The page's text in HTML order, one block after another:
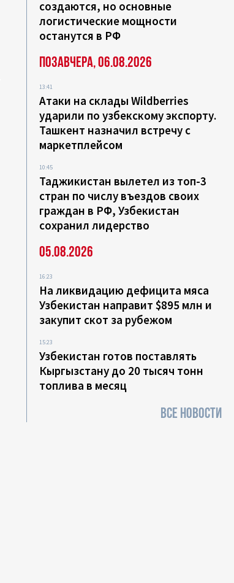
создаются, но основные
логистические мощности
останутся в РФ
Позавчера, 06.08.2026
13:41
Атаки на склады Wildberries
ударили по узбекскому экспорту.
Ташкент назначил встречу с
маркетплейсом
10:45
Таджикистан вылетел из топ-3
стран по числу въездов своих
граждан в РФ, Узбекистан
сохранил лидерство
05.08.2026
16:23
На ликвидацию дефицита мяса
Узбекистан направит $895 млн и
закупит скот за рубежом
15:23
Узбекистан готов поставлять
Кыргызстану до 20 тысяч тонн
топлива в месяц
ВСЕ НОВОСТИ